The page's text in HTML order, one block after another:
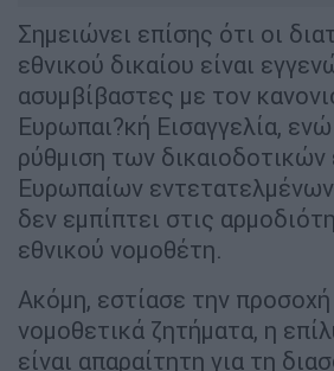
εθνικού δικαίου είναι
ασυμβίβαστες με τον
Ευρωπαι?κή Εισαγγελία, ενώ
ρύθμιση των δικαιοδοτικών
Ευρωπαίων
δεν εμπίπτει στις
εθνικού νομοθέτη.
Ακόμη, εστίασε την προσοχή
νομοθετικά ζητήματα, η
είναι απαραίτητη για τη
αποτελεσματικότητας και